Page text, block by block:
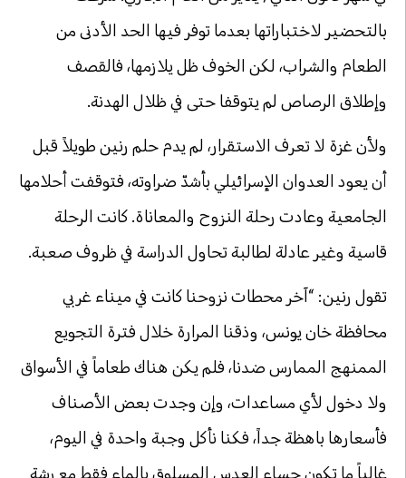
بالتحضير لاختباراتها بعدما توفر فيها الحد الأدنى من
الطعام والشراب، لكن الخوف ظل يلازمها، فالقصف
وإطلاق الرصاص لم يتوقفا حتى في ظلال الهدنة.
ولأن غزة لا تعرف الاستقرار، لم يدم حلم رنين طويلاً قبل
أن يعود العدوان الإسرائيلي بأشدّ ضراوته، فتوقفت أحلامها
الجامعية وعادت رحلة النزوح والمعاناة. كانت الرحلة
قاسية وغير عادلة لطالبة تحاول الدراسة في ظروف صعبة.
تقول رنين: “آخر محطات نزوحنا كانت في ميناء غربي
محافظة خان يونس، وذقنا المرارة خلال فترة التجويع
الممنهج الممارس ضدنا، فلم يكن هناك طعاماً في الأسواق
ولا دخول لأي مساعدات، وإن وجدت بعض الأصناف
فأسعارها باهظة جداً، فكنا نأكل وجبة واحدة في اليوم،
غالباً ما تكون حساء العدس المسلوق بالماء فقط مع رشة